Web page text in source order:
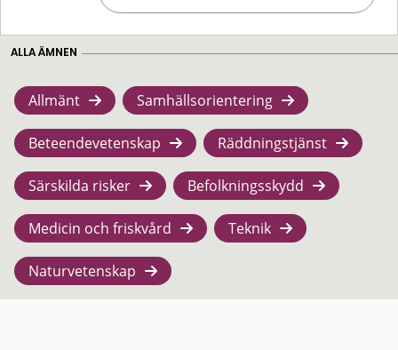
ALLA ÄMNEN
Allmänt Samhällsorientering
Beteendevetenskap Räddningstjänst
Särskilda risker Befolkningsskydd
Medicin och friskvård Teknik
Naturvetenskap